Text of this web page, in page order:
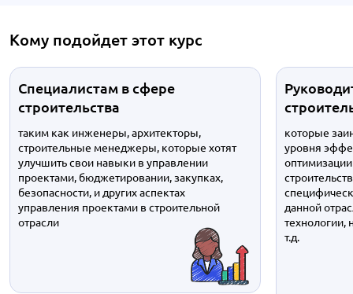
Кому подойдет этот курс
Специалистам в сфере
строительства
таким как инженеры, архитекторы,
строительные менеджеры, которые хотят
улучшить свои навыки в управлении
проектами, бюджетировании, закупках,
безопасности, и других аспектах
управления проектами в строительной
отрасли
которые
уровня
данной
технологии,
т.д.